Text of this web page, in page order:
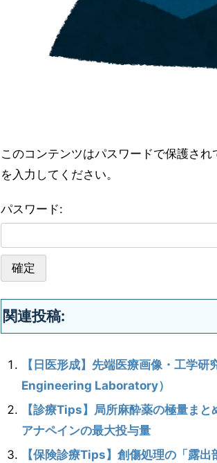
このコンテンツはパスワードで保護さ
を入力してください。
パスワード:
関連投稿:
【日医形成】先端医療画像・工学
Engineering Laboratory）
【診療Tips】局所麻酔薬の極量ま
アナペインの最大投与量
【保険診療Tips】創傷処理の「露出